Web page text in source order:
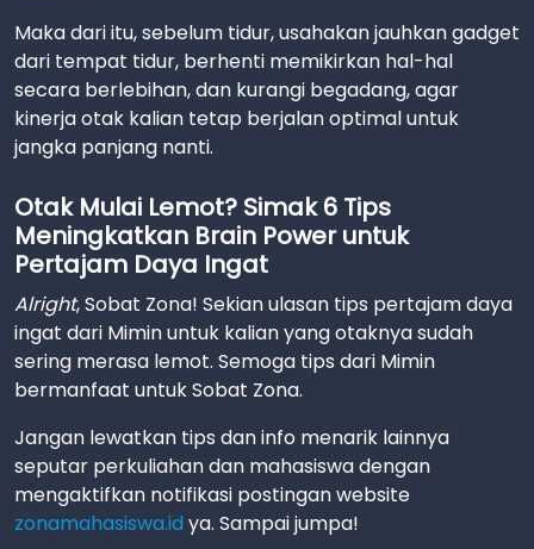
Maka dari itu, sebelum tidur, usahakan jauhkan gadget
dari tempat tidur, berhenti memikirkan hal-hal
secara berlebihan, dan kurangi begadang, agar
kinerja otak kalian tetap berjalan optimal untuk
jangka panjang nanti.
Otak Mulai Lemot? Simak 6 Tips
Meningkatkan Brain Power untuk
Pertajam Daya Ingat
Alright, Sobat Zona! Sekian ulasan tips pertajam daya
ingat dari Mimin untuk kalian yang otaknya sudah
sering merasa lemot. Semoga tips dari Mimin
bermanfaat untuk Sobat Zona.
Jangan lewatkan tips dan info menarik lainnya
seputar perkuliahan dan mahasiswa dengan
mengaktifkan notifikasi postingan website
zonamahasiswa.id ya. Sampai jumpa!